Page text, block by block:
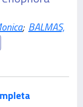
; BALMAS,